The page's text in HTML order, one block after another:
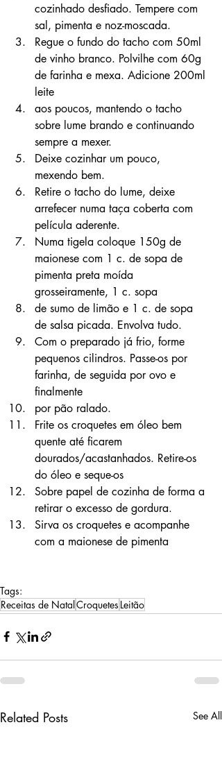
cozinhado desfiado. Tempere com
sal, pimenta e noz-moscada.
Regue o fundo do tacho com 50ml
de vinho branco. Polvilhe com 60g
de farinha e mexa. Adicione 200ml
leite
aos poucos, mantendo o tacho
sobre lume brando e continuando
sempre a mexer.
Deixe cozinhar um pouco,
mexendo bem.
Retire o tacho do lume, deixe
arrefecer numa taça coberta com
película aderente.
Numa tigela coloque 150g de
maionese com 1 c. de sopa de
pimenta preta moída
grosseiramente, 1 c. sopa
de sumo de limão e 1 c. de sopa
de salsa picada. Envolva tudo.
Com o preparado já frio, forme
pequenos cilindros. Passe-os por
farinha, de seguida por ovo e
finalmente
por pão ralado.
Frite os croquetes em óleo bem
quente até ficarem
dourados/acastanhados. Retire-os
do óleo e seque-os
Sobre papel de cozinha de forma a
retirar o excesso de gordura.
Sirva os croquetes e acompanhe
com a maionese de pimenta
Tags:
Receitas de NatalCroquetes Leitão
Related Posts See All